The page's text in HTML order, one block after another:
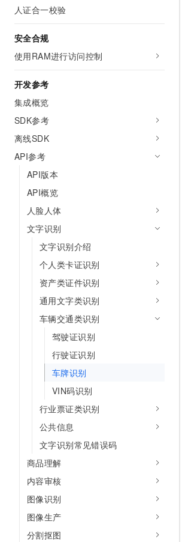
人证合一校验
安全合规
使用RAM进行访问控制
开发参考
集成概览
SDK参考
离线SDK
API参考
API版本
API概览
人脸人体
文字识别
文字识别介绍
个人类卡证识别
资产类证件识别
通用文字类识别
车辆交通类识别
驾驶证识别
行驶证识别
车牌识别
VIN码识别
行业票证类识别
公共信息
文字识别常见错误码
商品理解
内容审核
图像识别
图像生产
分割抠图